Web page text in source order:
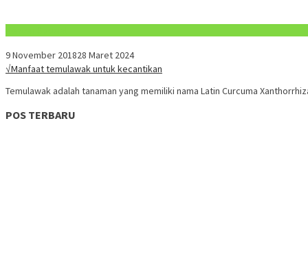
9 November 201828 Maret 2024
√Manfaat temulawak untuk kecantikan
Temulawak adalah tanaman yang memiliki nama Latin Curcuma
POS TERBARU